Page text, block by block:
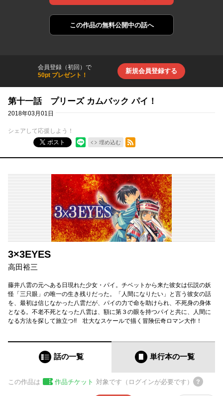
この作品の無料公開中の話へ
会員登録（初回）で
50pt プレゼント！
新規会員登録する
第十一話 プリーズ カムバック パイ！
2018年03月01日
シェアして応援しよう！
ポスト
埋め込む
RSSフィード
3×3EYES
高田裕三
藤井八雲の元へある日現れた少女・パイ。チベットから来た彼女は伝説の妖
怪「三只眼」の唯一の生き残りだった。「人間になりたい」と言う彼女の話
を、最初は信じなかった八雲だが、パイの力で命を助けられ、不死身の身体
となる。不老不死となった八雲は、額に第３の眼を持つパイと共に、人間に
なる方法を探して旅立つ!! 壮大なスケールで描く冒険伝奇ロマン大作！
話の一覧 単行本の一覧
この作品は 作品チケット 対象です（ログインが必要です）